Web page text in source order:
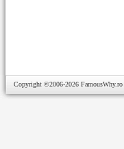
Copyright ©2006-2026 FamousWhy.ro